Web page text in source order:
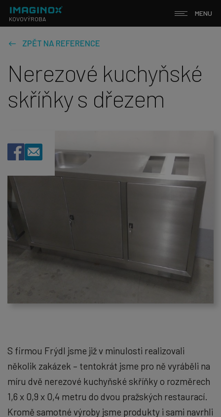
KOVOVÝROBA
MENU
ZPĚT NA REFERENCE
Nerezové kuchyňské
skříňky s dřezem
S firmou Frýdl jsme již v minulosti realizovali
několik zakázek – tentokrát jsme pro ně vyráběli na
míru dvě nerezové kuchyňské skříňky o rozměrech
1,6 x 0,9 x 0,4 metru do dvou pražských restaurací.
Kromě samotné výroby jsme produkty i sami navrhli